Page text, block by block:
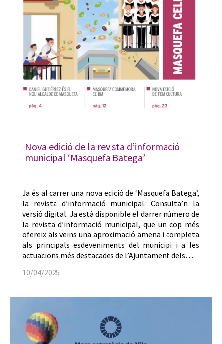
Nova edició de la revista d’informació
municipal ‘Masquefa Batega’
Ja és al carrer una nova edició de ‘Masquefa Batega’,
la revista d’informació municipal. Consulta’n la
versió digital. Ja està disponible el darrer número de
la revista d’informació municipal, que un cop més
ofereix als veïns una aproximació amena i completa
als principals esdeveniments del municipi i a les
actuacions més destacades de l’Ajuntament dels…
10/04/2025